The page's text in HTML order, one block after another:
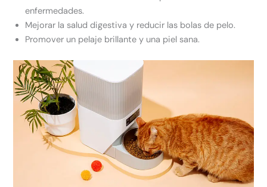
enfermedades.
Mejorar la salud digestiva y reducir las bolas de pelo.
Promover un pelaje brillante y una piel sana.